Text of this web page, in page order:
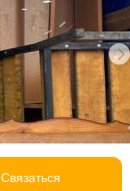
Связаться